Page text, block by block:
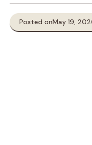
Posted onMay 19,